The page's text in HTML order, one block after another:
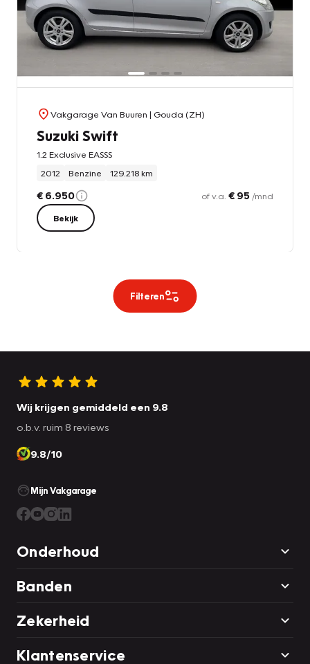
Vakgarage Van Buuren | Gouda (ZH)
Suzuki Swift
1.2 Exclusive EASSS
2012
Benzine 129.218 km
€ 6.950 of v.a. € 95 /mnd
Bekijk
Filteren
Wij krijgen gemiddeld een 9.8
o.b.v. ruim 8 reviews
9.8/10
Mijn Vakgarage
Onderhoud
Banden
Zekerheid
Klantenservice